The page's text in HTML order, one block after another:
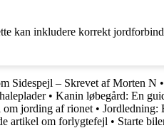
kan inkludere korrekt
Sidespejl – Skrevet af Morten N •
• Kanin løbegård: En
om jording af rionet • Jordledning:
artikel om forlygtefejl • Starte